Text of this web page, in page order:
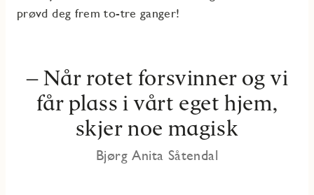
prøvd deg frem to-tre ganger!
–Når rotet forsvinner og vi
får plass i vårt eget hjem,
skjer noe magisk
Bjørg Anita Såtendal